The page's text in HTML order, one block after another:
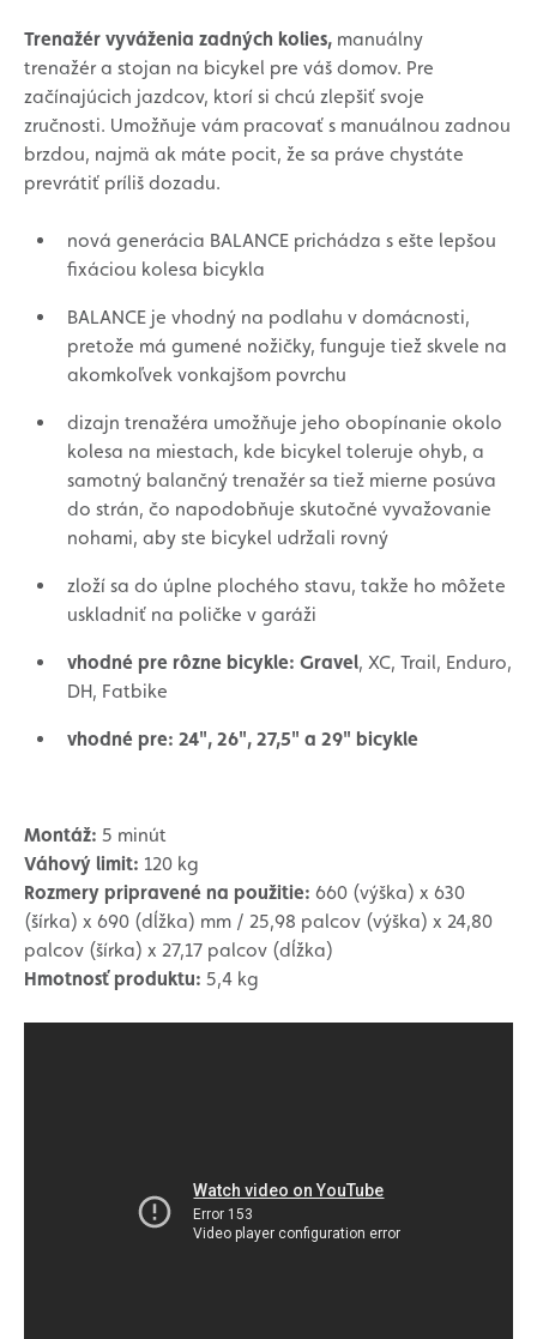
Trenažér vyváženia zadných kolies, manuálny
trenažér a stojan na bicykel pre váš domov. Pre
začínajúcich jazdcov, ktorí si chcú zlepšiť svoje
zručnosti. Umožňuje vám pracovať s manuálnou zadnou
brzdou, najmä ak máte pocit, že sa práve chystáte
prevrátiť príliš dozadu.
nová generácia BALANCE prichádza s ešte lepšou
fixáciou kolesa bicykla
BALANCE je vhodný na podlahu v domácnosti,
pretože má gumené nožičky, funguje tiež skvele na
akomkoľvek vonkajšom povrchu
dizajn trenažéra umožňuje jeho obopínanie okolo
kolesa na miestach, kde bicykel toleruje ohyb, a
samotný balančný trenažér sa tiež mierne posúva
do strán, čo napodobňuje skutočné vyvažovanie
nohami, aby ste bicykel udržali rovný
zloží sa do úplne plochého stavu, takže ho môžete
uskladniť na poličke v garáži
vhodné pre rôzne bicykle: Gravel, XC, Trail, Enduro,
DH, Fatbike
vhodné pre: 24", 26", 27,5" a 29" bicykle
Montáž: 5 minút
Váhový limit: 120 kg
Rozmery pripravené na použitie: 660 (výška) x 630
(šírka) x 690 (dĺžka) mm / 25,98 palcov (výška) x 24,80
palcov (šírka) x 27,17 palcov (dĺžka)
Hmotnosť produktu: 5,4 kg